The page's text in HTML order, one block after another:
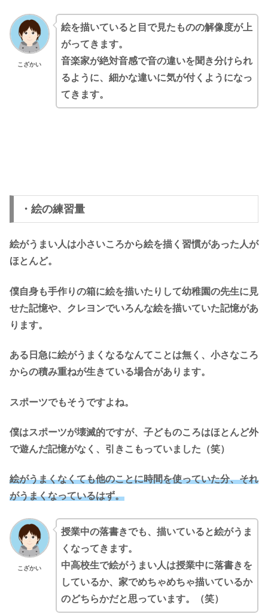
こざかい
絵を描いていると目で見たものの解像度が上
がってきます。
音楽家が絶対音感で音の違いを聞き分けられ
るように、細かな違いに気が付くようになっ
てきます。
・絵の練習量
絵がうまい人は小さいころから絵を描く習慣があった人が
ほとんど。
僕自身も手作りの箱に絵を描いたりして幼稚園の先生に見
せた記憶や、クレヨンでいろんな絵を描いていた記憶があ
ります。
ある日急に絵がうまくなるなんてことは無く、小さなころ
からの積み重ねが生きている場合があります。
スポーツでもそうですよね。
僕はスポーツが壊滅的ですが、子どものころはほとんど外
で遊んだ記憶がなく、引きこもっていました（笑）
絵がうまくなくても他のことに時間を使っていた分、それ
がうまくなっているはず。
こざかい
授業中の落書きでも、描いていると絵がうま
くなってきます。
中高校生で絵がうまい人は授業中に落書きを
しているか、家でめちゃめちゃ描いているか
のどちらかだと思っています。（笑）